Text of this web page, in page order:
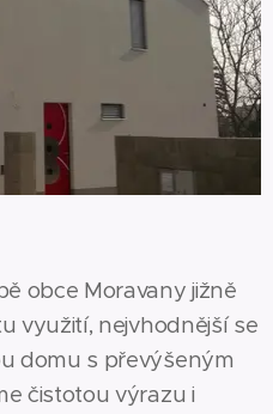
obce Moravany jižně
využití, nejvhodnější se
domu s převýšeným
čistotou výrazu i